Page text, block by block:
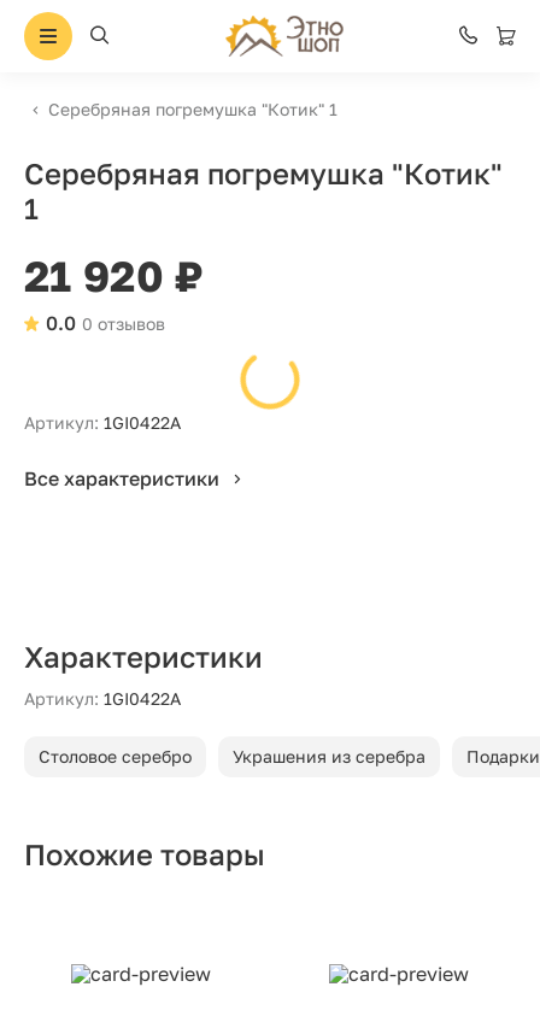
Серебряная погремушка "Котик" 1
Серебряная погремушка "Котик"
1
21 920 ₽
0 отзывов
0.0
Артикул: 1GI0422A
Все характеристики
Характеристики
Артикул: 1GI0422A
Столовое серебро Украшения из серебра
Похожие товары